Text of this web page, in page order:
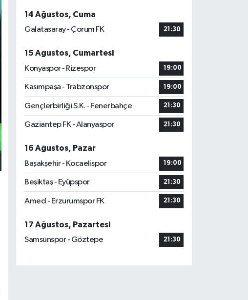
14 Ağustos, Cuma
Galatasaray - Çorum FK
21:30
15 Ağustos, Cumartesi
Konyaspor - Rizespor
19:00
Kasımpaşa - Trabzonspor 19:00
Gençlerbirliği S.K. - Fenerbahçe 21:30
Gaziantep FK - Alanyaspor 21:30
16 Ağustos, Pazar
Başakşehir - Kocaelispor
19:00
Beşiktaş - Eyüpspor 21:30
Amed - Erzurumspor FK 21:30
17 Ağustos, Pazartesi
Samsunspor - Göztepe
21:30